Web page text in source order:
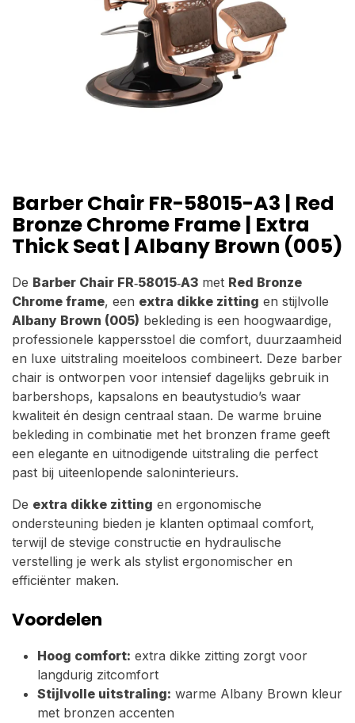
Barber Chair FR-58015-A3 | Red
Bronze Chrome Frame | Extra
Thick Seat | Albany Brown (005)
De Barber Chair FR‑58015‑A3 met Red Bronze
Chrome frame, een extra dikke zitting en stijlvolle
Albany Brown (005) bekleding is een hoogwaardige,
professionele kappersstoel die comfort, duurzaamheid
en luxe uitstraling moeiteloos combineert. Deze barber
chair is ontworpen voor intensief dagelijks gebruik in
barbershops, kapsalons en beautystudio’s waar
kwaliteit én design centraal staan. De warme bruine
bekleding in combinatie met het bronzen frame geeft
een elegante en uitnodigende uitstraling die perfect
past bij uiteenlopende saloninterieurs.
De extra dikke zitting en ergonomische
ondersteuning bieden je klanten optimaal comfort,
terwijl de stevige constructie en hydraulische
verstelling je werk als stylist ergonomischer en
efficiënter maken.
Voordelen
Hoog comfort: extra dikke zitting zorgt voor
langdurig zitcomfort
Stijlvolle uitstraling: warme Albany Brown kleur
met bronzen accenten